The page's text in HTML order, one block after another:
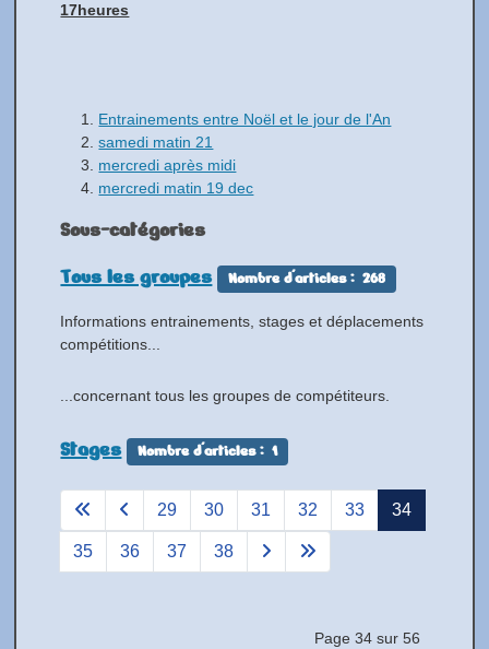
17heures
Entrainements entre Noël et le jour de l'An
samedi matin 21
mercredi après midi
mercredi matin 19 dec
Sous-catégories
Tous les groupes
Nombre d'articles : 268
Informations entrainements, stages et déplacements
compétitions...
...concernant tous les groupes de compétiteurs.
Stages Nombre d'articles : 1
Page 34 sur 56
29 30 31 32 33 34
35 36 37 38